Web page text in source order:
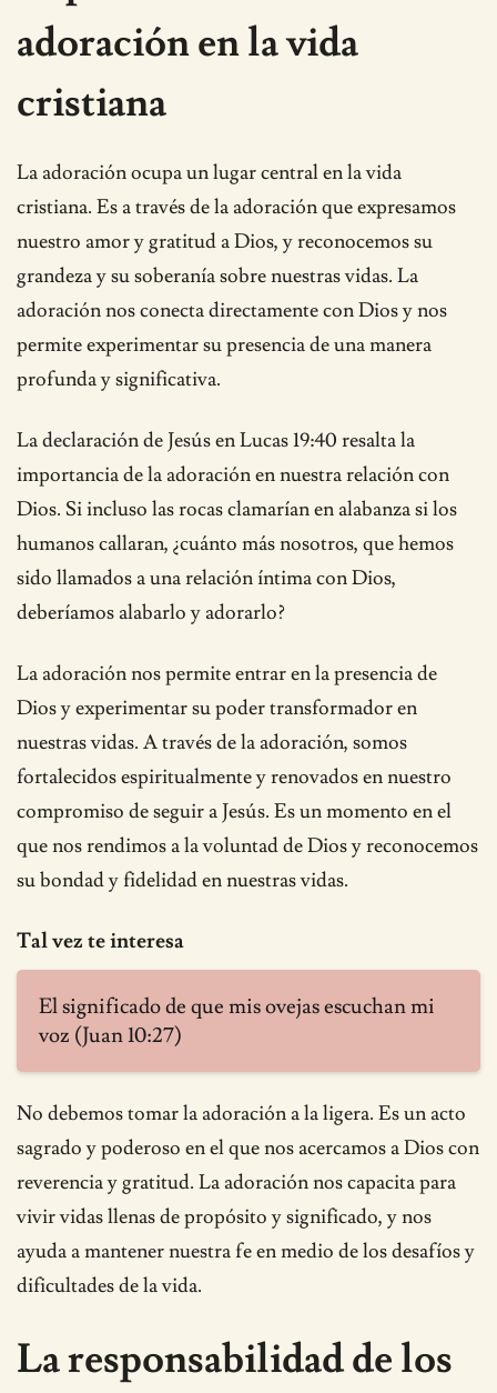
adoración en la vida
cristiana
La adoración ocupa un lugar central en la vida
cristiana. Es a través de la adoración que expresamos
nuestro amor y gratitud a Dios, y reconocemos su
grandeza y su soberanía sobre nuestras vidas. La
adoración nos conecta directamente con Dios y nos
permite experimentar su presencia de una manera
profunda y significativa.
La declaración de Jesús en Lucas 19:40 resalta la
importancia de la adoración en nuestra relación con
Dios. Si incluso las rocas clamarían en alabanza si los
humanos callaran, ¿cuánto más nosotros, que hemos
sido llamados a una relación íntima con Dios,
deberíamos alabarlo y adorarlo?
La adoración nos permite entrar en la presencia de
Dios y experimentar su poder transformador en
nuestras vidas. A través de la adoración, somos
fortalecidos espiritualmente y renovados en nuestro
compromiso de seguir a Jesús. Es un momento en el
que nos rendimos a la voluntad de Dios y reconocemos
su bondad y fidelidad en nuestras vidas.
Tal vez te interesa
El significado de que mis ovejas escuchan mi
voz (Juan 10:27)
No debemos tomar la adoración a la ligera. Es un acto
sagrado y poderoso en el que nos acercamos a Dios con
reverencia y gratitud. La adoración nos capacita para
vivir vidas llenas de propósito y significado, y nos
ayuda a mantener nuestra fe en medio de los desafíos y
dificultades de la vida.
La responsabilidad de los